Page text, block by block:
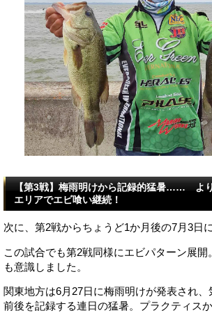
【第3戦】梅雨明けから記録的猛暑…… よ
エリアでエビ喰い継続！
次に、第2戦からちょうど1か月後の7月3日
この試合でも第2戦同様にエビパターン展開
も意識しました。
関東地方は6月27日に梅雨明けが発表され
前後を記録する連日の猛暑。プラクティス